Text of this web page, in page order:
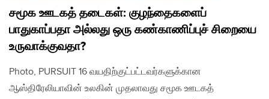
சமூக ஊடகத் தடைகள்: குழந்தைகளைப்
பாதுகாப்பதா அல்லது ஒரு கண்காணிப்புச் சிறையை
உருவாக்குவதா?
Photo, PURSUIT 16 வயதிற்குட்பட்டவர்களுக்கான
ஆஸ்திரேலியாவின் உலகின் முதலாவது சமூக ஊடகத்